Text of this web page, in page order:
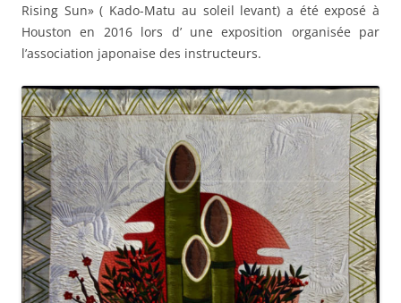
Rising Sun»( Kado-Matu au soleil levant) a été exposé à
Houston en 2016 lors d’une exposition organisée par
l’association japonaise des instructeurs.